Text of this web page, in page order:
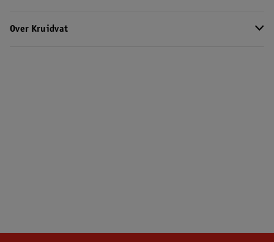
Over Kruidvat